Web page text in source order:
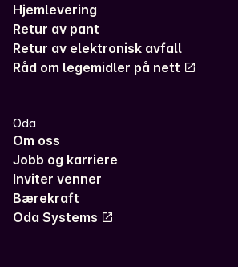
Hjemlevering
Retur av pant
Retur av elektronisk avfall
Råd om legemidler på nett
Oda
Om oss
Jobb og karriere
Inviter venner
Bærekraft
Oda Systems